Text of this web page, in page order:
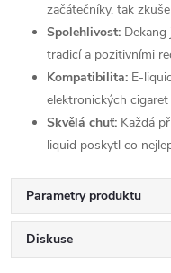
začátečníky, tak
Spolehlivost:
tradicí a pozitivními
Kompatibilita: E-
elektronických
Skvělá chuť: Každá
liquid poskytl co
Parametry produktu
Diskuse